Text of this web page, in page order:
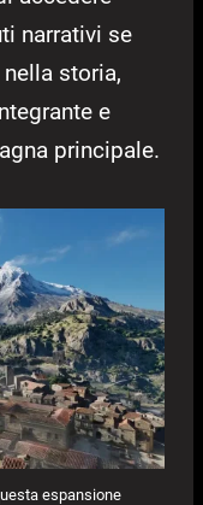
narrativi se
storia,
e
principale.
espansione